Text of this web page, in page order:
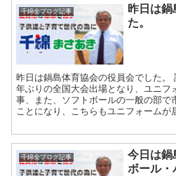
千綿全ブログ記事
昨日は鍋
た。
昨日は鍋島体育協会の役員会でした。
年ぶりの全国大会出場となり、ユニフ
事、また、ソフトボールの一般の部で
ことになり、こちらもユニフォームが
千綿全ブログ記事
今日は鍋
ボール・